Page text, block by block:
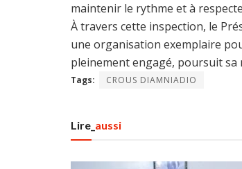
maintenir le rythme et à
À travers cette inspection, le
une organisation exemplaire
pleinement engagé, poursuit
Tags: CROUS DIAMNIADIO
Lire_ aussi